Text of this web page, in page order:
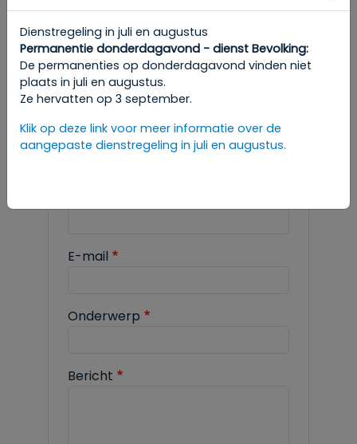
Om een afspraak te maken, raadpleeg
de gewenste rubriek in de
administratieve stappen.
E-mail
Onderwerp
Bericht
Dienstregeling in juli en augustus
Permanentie donderdagavond - dienst Bevolking:
De permanenties op donderdagavond vinden niet
plaats in juli en augustus.
Ze hervatten op 3 september.
Klik op deze link voor meer informatie over de
aangepaste dienstregeling in juli en augustus.